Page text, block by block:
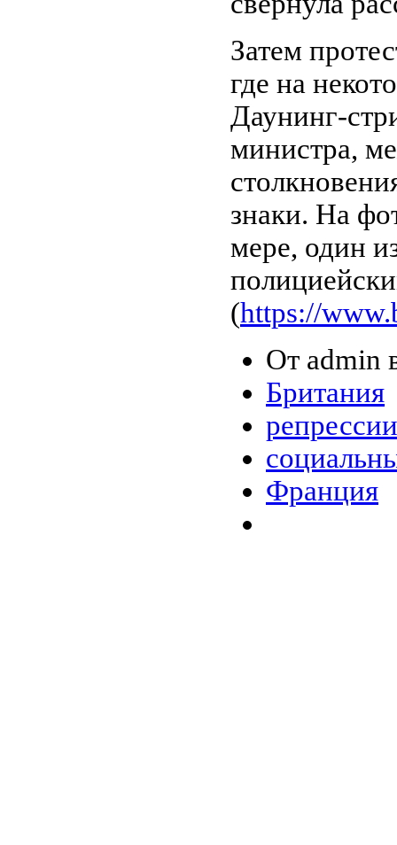
Затем
где на
Даунинг-
министра,
знаки. На
мере, один
(https://
От admin
Британия
репрессии
Франция